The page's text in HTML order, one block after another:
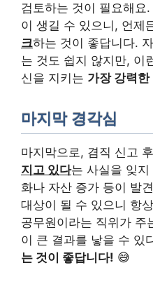
검토하는 것이 필요해요
이 생길 수 있으니, 언제
크하는 것이 좋답니다.
는 것도 쉽지 않지만, 이
신을 지키는 가장 강력한
마지막 경각심
마지막으로, 겸직 신고
지고 있다는 사실을 잊
화나 자산 증가 등이 발
대상이 될 수 있으니 항
공무원이라는 직위가 주
이 큰 결과를 낳을 수 있
는 것이 좋답니다! 😅